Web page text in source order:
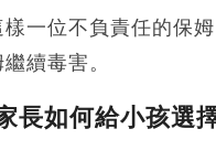
樣一位不負責任的保
續毒害。
長如何給小孩選